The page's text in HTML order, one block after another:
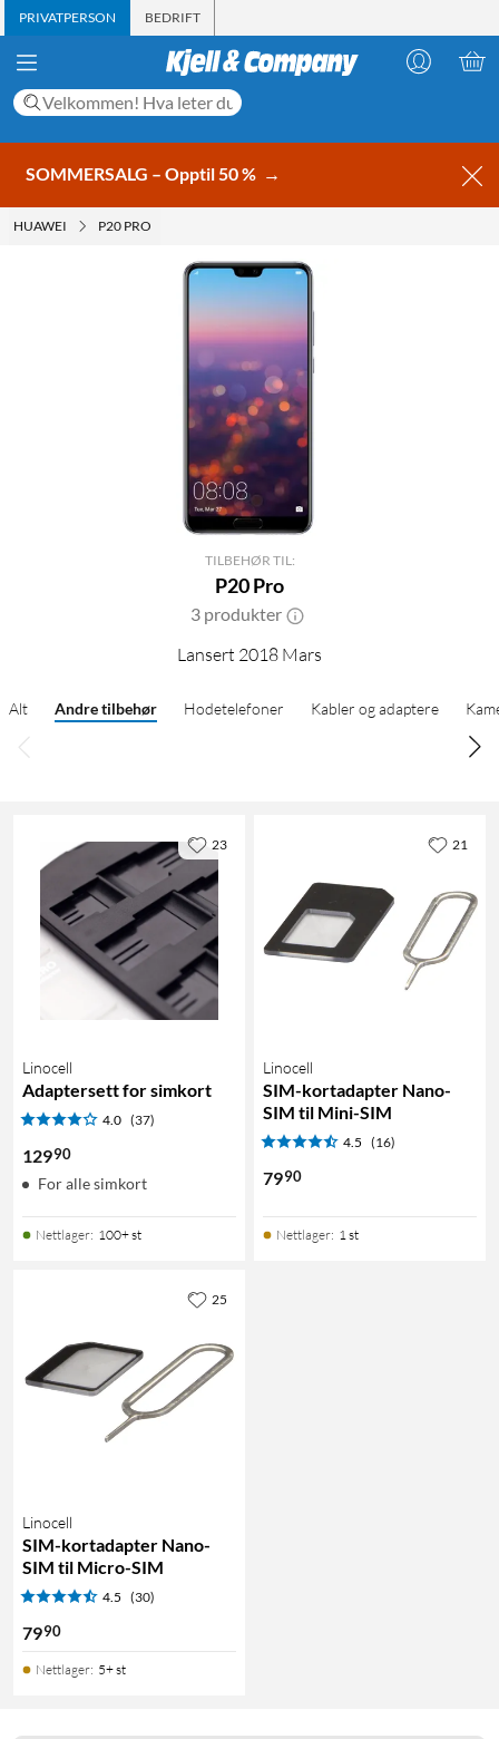
PRIVATPERSON BEDRIFT
SOMMERSALG – Opptil 50 % →
HUAWEI P20 PRO
TILBEHØR TIL:
P20 Pro
3 produkter
Lansert 2018 Mars
Alt Andre tilbehør Hodetelefoner Kabler og adaptere
Linocell
Adaptersett for simkort
4.0 (37)
12990
For alle simkort
Nettlager: 100+ st
23
Linocell
SIM-kortadapter Nano-
SIM til Mini-SIM
4.5 (16)
7990
Nettlager: 1 st
21
Linocell
SIM-kortadapter Nano-
SIM til Micro-SIM
4.5 (30)
7990
Nettlager: 5+ st
25